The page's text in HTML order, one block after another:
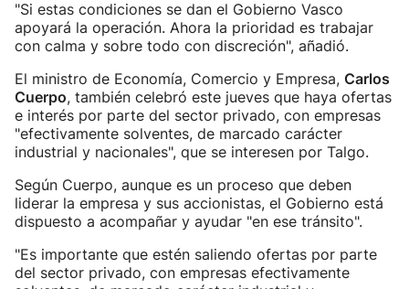
"Si estas condiciones se dan el Gobierno Vasco
apoyará la operación. Ahora la prioridad es trabajar
con calma y sobre todo con discreción", añadió.
El ministro de Economía, Comercio y Empresa, Carlos
Cuerpo, también celebró este jueves que haya ofertas
e interés por parte del sector privado, con empresas
"efectivamente solventes, de marcado carácter
industrial y nacionales", que se interesen por Talgo.
Según Cuerpo, aunque es un proceso que deben
liderar la empresa y sus accionistas, el Gobierno está
dispuesto a acompañar y ayudar "en ese tránsito".
"Es importante que estén saliendo ofertas por parte
del sector privado, con empresas efectivamente